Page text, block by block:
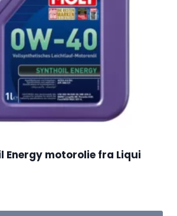
Energy motorolie fra Liqui